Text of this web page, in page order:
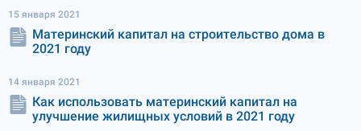
15 января 2021
Материнский капитал на строительство дома в
2021 году
14 января 2021
Как использовать материнский капитал на
улучшение жилищных условий в 2021 году